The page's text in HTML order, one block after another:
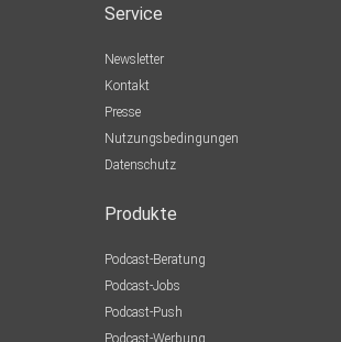
Service
Newsletter
Kontakt
Presse
Nutzungsbedingungen
Datenschutz
Produkte
Podcast-Beratung
Podcast-Jobs
Podcast-Push
Podcast-Werbung